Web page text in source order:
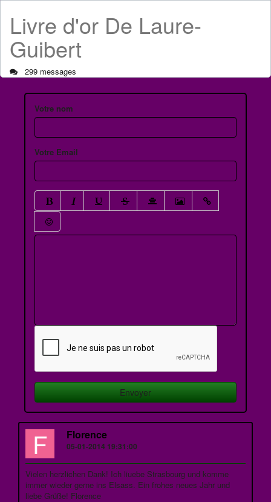
Livre d'or De Laure-
Guibert
299 messages
Votre nom
Votre Email
F Florence
05-01-2014 19:31:00
Vielen herzlichen Dank! Ich liuebe Strasbourg und komme
immer wieder gerne ins Elsass. Ein frohes neues Jahr und
liebe Grüße! Florence